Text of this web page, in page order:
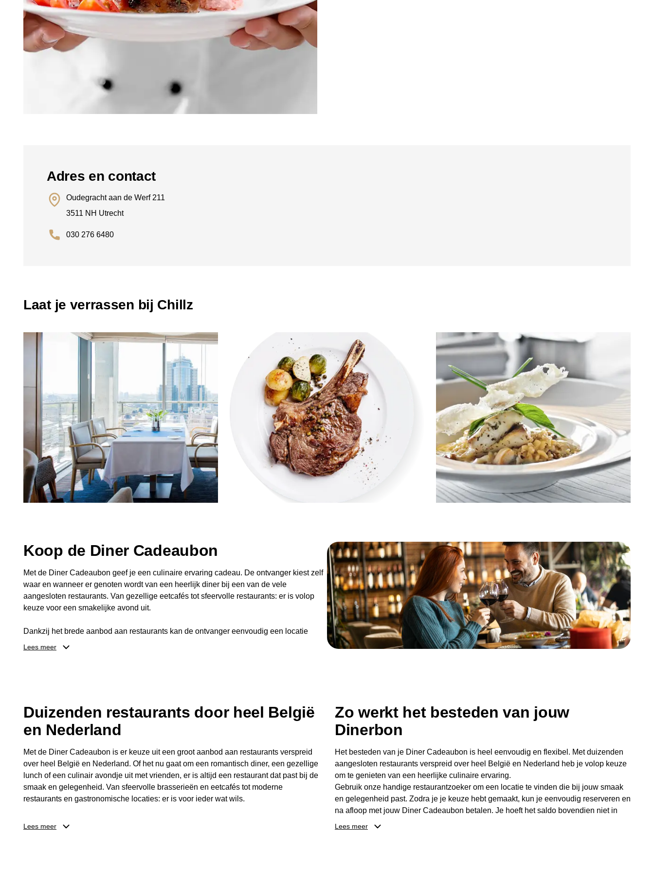
Adres en contact
Oudegracht aan de Werf 211
3511 NH Utrecht
030 276 6480
Laat je verrassen bij Chillz
Koop de Diner Cadeaubon
Met de Diner Cadeaubon geef je een culinaire ervaring cadeau. De ontvanger kiest zelf
waar en wanneer er genoten wordt van een heerlijk diner bij een van de vele
aangesloten restaurants. Van gezellige eetcafés tot sfeervolle restaurants: er is volop
keuze voor een smakelijke avond uit.
Dankzij het brede aanbod aan restaurants kan de ontvanger eenvoudig een locatie
kiezen die past bij de smaak en gelegenheid. Zo geeft de Diner Cadeaubon niet alleen
Lees meer
Duizenden restaurants door heel België
en Nederland
Met de Diner Cadeaubon is er keuze uit een groot aanbod aan restaurants verspreid
over heel België en Nederland. Of het nu gaat om een romantisch diner, een gezellige
lunch of een culinair avondje uit met vrienden, er is altijd een restaurant dat past bij de
smaak en gelegenheid. Van sfeervolle brasserieën en eetcafés tot moderne
restaurants en gastronomische locaties: er is voor ieder wat wils.
Dankzij het brede aanbod is er altijd een restaurant in de buurt, bijvoorbeeld in
Lees meer
Zo werkt het besteden van jouw
Dinerbon
Het besteden van je Diner Cadeaubon is heel eenvoudig en flexibel. Met duizenden
aangesloten restaurants verspreid over heel België en Nederland heb je volop keuze
om te genieten van een heerlijke culinaire ervaring.
Gebruik onze handige restaurantzoeker om een locatie te vinden die bij jouw smaak
en gelegenheid past. Zodra je je keuze hebt gemaakt, kun je eenvoudig reserveren en
na afloop met jouw Diner Cadeaubon betalen. Je hoeft het saldo bovendien niet in
één keer te besteden. Het resterende bedrag blijft gewoon op de bon staan en kan
Lees meer